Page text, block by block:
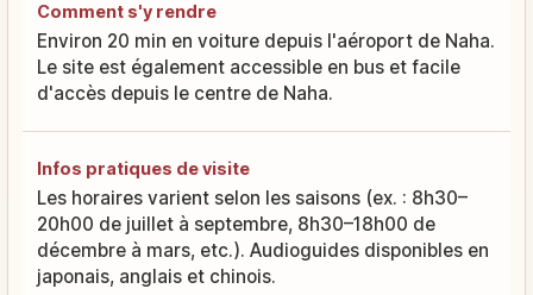
Comment s'y rendre
Environ 20 min en voiture depuis l'aéroport de Naha.
Le site est également accessible en bus et facile
d'accès depuis le centre de Naha.
Infos pratiques de visite
Les horaires varient selon les saisons (ex. : 8h30–
20h00 de juillet à septembre, 8h30–18h00 de
décembre à mars, etc.). Audioguides disponibles en
japonais, anglais et chinois.